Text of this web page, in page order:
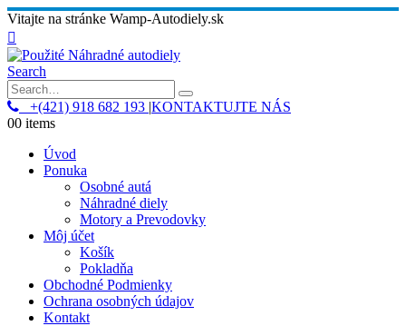
Vitajte na stránke Wamp-Autodiely.sk
Search
+(421) 918 682 193 |KONTAKTUJTE NÁS
00 items
Úvod
Ponuka
Osobné autá
Náhradné diely
Motory a Prevodovky
Môj účet
Košík
Pokladňa
Obchodné Podmienky
Ochrana osobných údajov
Kontakt